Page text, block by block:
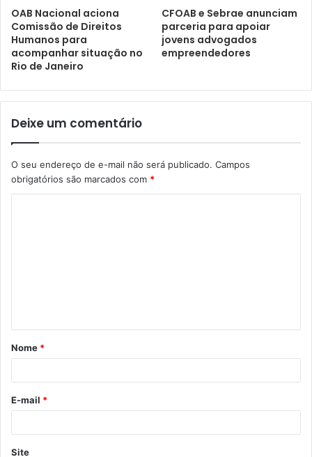
OAB Nacional aciona
Comissão de Direitos
Humanos para
acompanhar situação no
Rio de Janeiro
CFOAB e Sebrae anunciam
parceria para apoiar
jovens advogados
empreendedores
Deixe um comentário
O seu endereço de e-mail não será publicado. Campos
obrigatórios são marcados com *
Nome *
E-mail *
Site